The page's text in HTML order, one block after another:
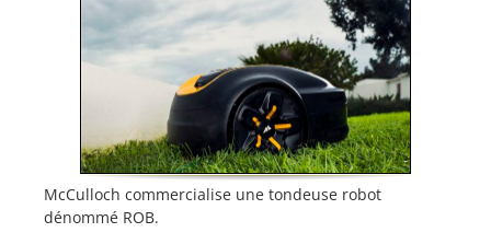
McCulloch commercialise une tondeuse robot
dénommé ROB.